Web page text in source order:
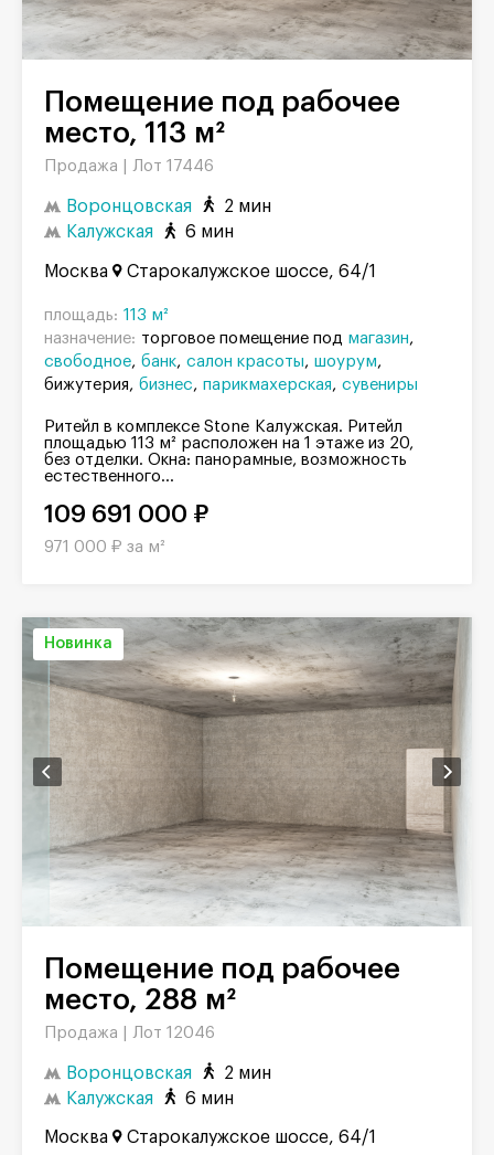
Помещение под рабочее
место, 113 м²
Продажа | Лот 17446
Воронцовская
2 мин
Калужская
6 мин
Москва Старокалужское шоссе, 64/1
площадь: 113 м²
назначение: торговое помещение под магазин
свободное банк салон красоты
шоурум
бижутерия
бизнес парикмахерская сувениры
Ритейл в комплексе Stone Калужская. Ритейл
площадью 113 м² расположен на 1 этаже из 20,
без отделки. Окна: панорамные, возможность
естественного...
109 691 000 ₽
971 000 ₽ за м²
Новинка
Помещение под рабочее
место, 288 м²
Продажа | Лот 12046
Воронцовская
2 мин
Калужская
6 мин
Москва Старокалужское шоссе, 64/1